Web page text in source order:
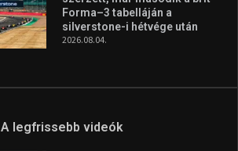
Forma–3 tabelláján a
silverstone-i hétvége után
2026.08.04.
A legfrissebb videók